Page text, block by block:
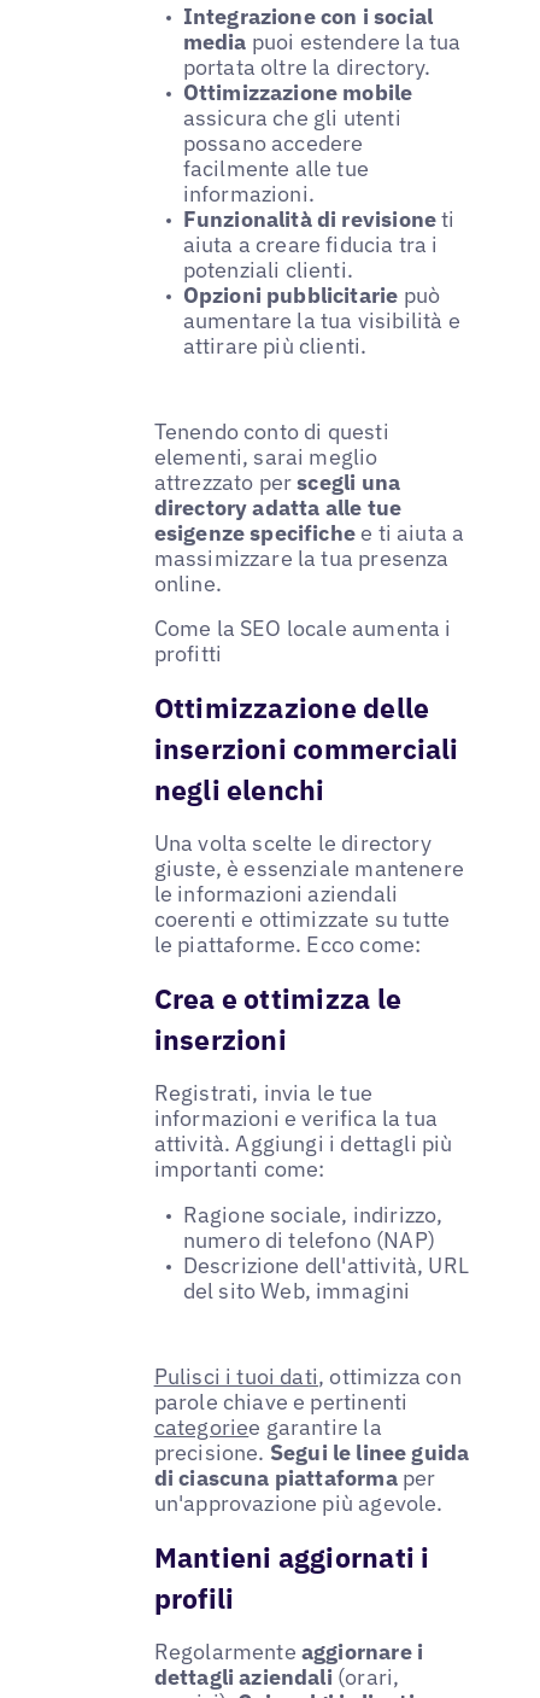
Integrazione con i social
media puoi estendere la tua
portata oltre la directory.
Ottimizzazione mobile
assicura che gli utenti
possano accedere
facilmente alle tue
informazioni.
Funzionalità di revisioneti
aiuta a creare fiducia tra i
potenziali clienti.
Opzioni pubblicitarie può
aumentare la tua visibilità e
attirare più clienti.
Tenendo conto di questi
elementi, sarai meglio
attrezzato perscegli una
directory adatta alle tue
esigenze specifiche e ti aiuta a
massimizzare la tua presenza
online.
Come la SEO locale aumenta i
profitti
Ottimizzazione delle
inserzioni commerciali
negli elenchi
Una volta scelte le directory
giuste, è essenziale mantenere
le informazioni aziendali
coerenti e ottimizzate su tutte
le piattaforme. Ecco come:
Crea e ottimizza le
inserzioni
Registrati, invia le tue
informazioni e verifica la tua
attività. Aggiungi i dettagli più
importanti come:
Ragione sociale, indirizzo,
numero di telefono (NAP)
Descrizione dell'attività, URL
del sito Web, immagini
Pulisci i tuoi dati, ottimizza con
parole chiave e pertinenti
categoriee garantire la
precisione. Segui le linee guida
di ciascuna piattaformaper
un'approvazione più agevole.
Mantieni aggiornati i
profili
Regolarmente aggiornare i
dettagli aziendali (orari,